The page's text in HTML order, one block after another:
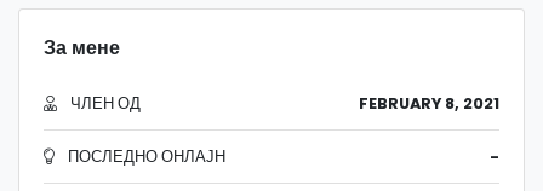
За мене
ЧЛЕН ОД FEBRUARY 8, 2021
ПОСЛЕДНО ОНЛАЈН -